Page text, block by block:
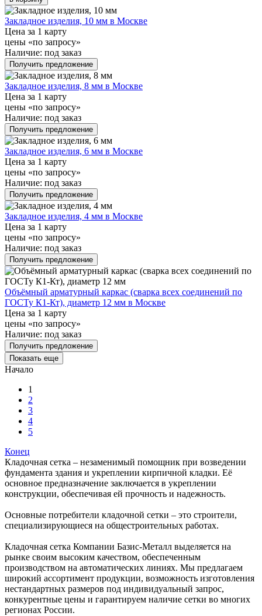
Закладное изделия, 10 мм в Москве
Цена за 1 карту
цены «по запросу»
Наличие: под заказ
Получить предложение
Закладное изделия, 8 мм в Москве
Цена за 1 карту
цены «по запросу»
Наличие: под заказ
Получить предложение
Закладное изделия, 6 мм в Москве
Цена за 1 карту
цены «по запросу»
Наличие: под заказ
Получить предложение
Закладное изделия, 4 мм в Москве
Цена за 1 карту
цены «по запросу»
Наличие: под заказ
Получить предложение
Объёмный арматурный каркас (сварка всех соединений по
ГОСТу К1-Кт), диаметр 12 мм в Москве
Цена за 1 карту
цены «по запросу»
Наличие: под заказ
Получить предложение
Показать еще
Начало
1
2
3
4
5
Конец
Кладочная сетка – незаменимый помощник при возведении
фундамента здания и укреплении кирпичной кладки. Её
основное предназначение заключается в укреплении
конструкции, обеспечивая ей прочность и надежность.
Основные потребители кладочной сетки – это строители,
специализирующиеся на общестроительных работах.
Кладочная сетка Компании Базис-Металл выделяется на
рынке своим высоким качеством, обеспеченным
производством на автоматических линиях. Мы предлагаем
широкий ассортимент продукции, возможность изготовления
нестандартных размеров под индивидуальный запрос,
конкурентные цены и гарантируем наличие сетки во многих
регионах России.